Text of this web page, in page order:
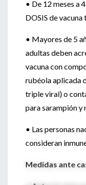
• De 12 meses a
DOSIS de
• Mayores de 5
adultas deben
vacuna con
rubéola aplicada
triple viral) o
para sarampión y
• Las personas
consideran
Medidas ante